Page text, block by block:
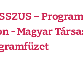
–
- Magyar